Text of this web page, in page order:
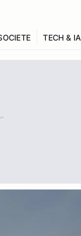
TECH & IA